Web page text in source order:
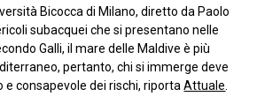
Bicocca di Milano, diretto da Paolo
subacquei che si presentano nelle
Galli, il mare delle Maldive è più
pertanto, chi si immerge deve
e consapevole dei rischi, riportaAttuale